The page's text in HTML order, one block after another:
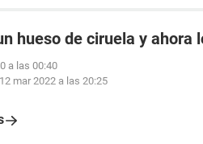
hueso de ciruela y ahora
a las 00:40
12 mar 2022 a las 20:25